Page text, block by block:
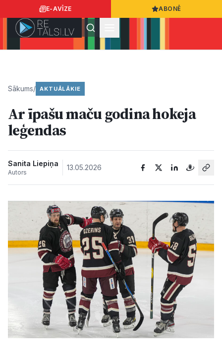
E-AVĪZE ABONĒ
Ziņas
Sports
Kultūra
Bizness
Video
Vieta
Sākums/ AKTUĀLĀKIE
Ar īpašu maču godina hokeja
leģendas
Sanita Liepiņa
Autors
13.05.2026